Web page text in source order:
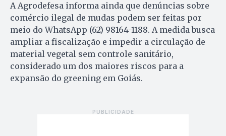
A Agrodefesa informa ainda que denúncias sobre
comércio ilegal de mudas podem ser feitas por
meio do WhatsApp (62) 98164-1188. A medida busca
ampliar a fiscalização e impedir a circulação de
material vegetal sem controle sanitário,
considerado um dos maiores riscos para a
expansão do greening em Goiás.